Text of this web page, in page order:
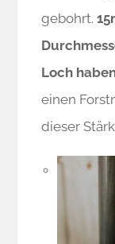
gebohrt.
Loch
einen
dieser